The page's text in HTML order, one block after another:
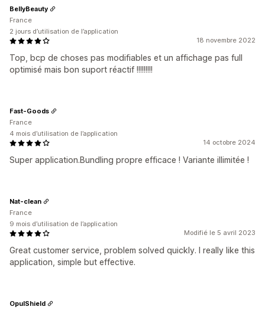
18 novembre 2022
Top, bcp de choses pas modifiables et un affichage pas full
optimisé mais bon suport réactif !!!!!!!!!
BellyBeauty
France
2 jours d’utilisation de l’application
14 octobre 2024
Super application.Bundling propre efficace ! Variante illimitée !
Fast-Goods
France
4 mois d’utilisation de l’application
Modifié le 5 avril 2023
Great customer service, problem solved quickly. I really like this
application, simple but effective.
Nat-clean
France
9 mois d’utilisation de l’application
OpulShield